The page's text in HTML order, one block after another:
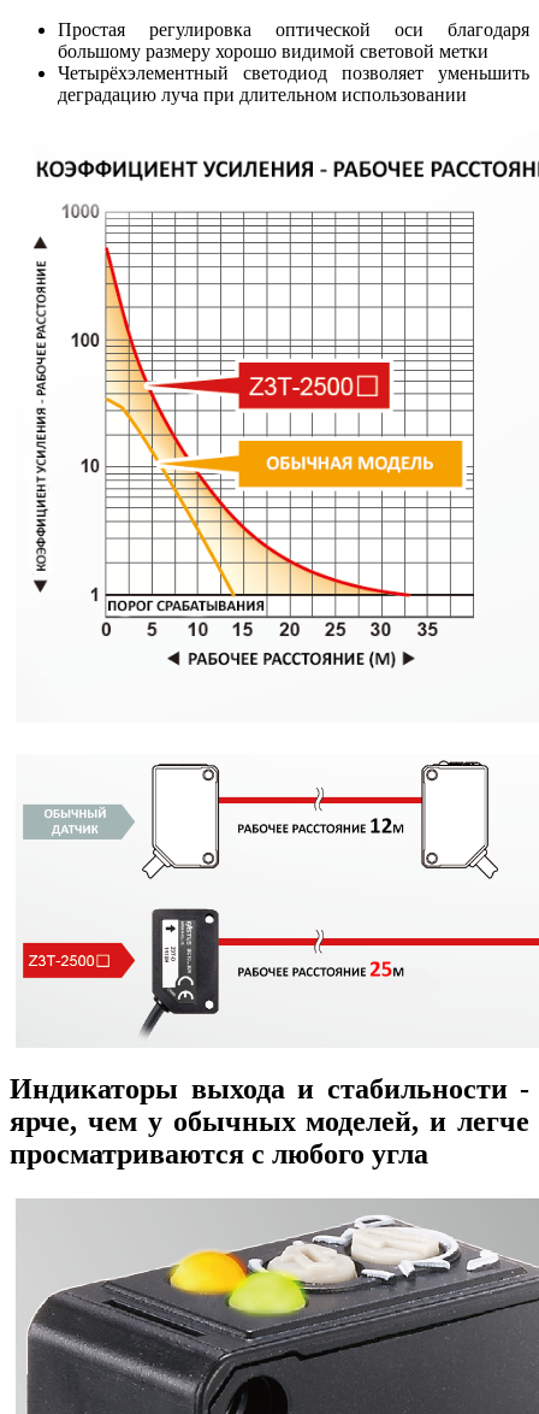
Простая регулировка оптической оси благодаря
большому размеру хорошо видимой световой метки
Четырёхэлементный светодиод позволяет уменьшить
деградацию луча при длительном использовании
Индикаторы выхода и стабильности -
ярче, чем у обычных моделей, и легче
просматриваются с любого угла